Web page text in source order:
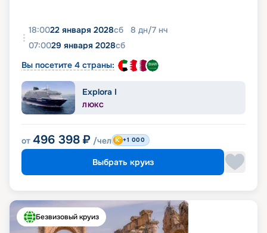
18:0022 января 2028сб 8 дн/7 нч
07:0029 января 2028сб
Вы посетите 4 страны:
Explora I
ЛЮКС
от 496 398 ₽ /чел +1 000
Выбрать круиз
Безвизовый круиз